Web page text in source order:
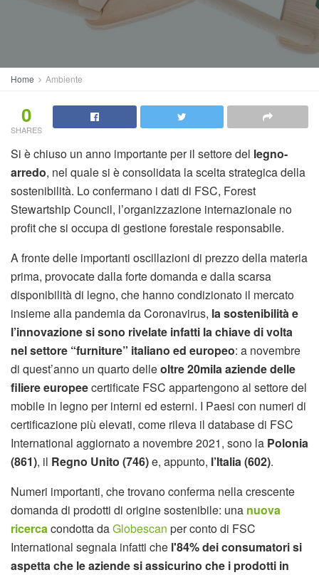
Home Ambiente
0
SHARES
Si è chiuso un anno importante per il settore del legno-
arredo, nel quale si è consolidata la scelta strategica della
sostenibilità. Lo confermano i dati di FSC, Forest
Stewartship Council, l’organizzazione internazionale no
profit che si occupa di gestione forestale responsabile.
A fronte delle importanti oscillazioni di prezzo della materia
prima, provocate dalla forte domanda e dalla scarsa
disponibilità di legno, che hanno condizionato il mercato
insieme alla pandemia da Coronavirus, la sostenibilità e
l’innovazione si sono rivelate infatti la chiave di volta
nel settore “furniture” italiano ed europeo: a novembre
di quest’anno un quarto delleoltre 20mila aziende delle
filiere europeecertificate FSC appartengono al settore del
mobile in legno per interni ed esterni. I Paesi con numeri di
certificazione più elevati, come rileva il database di FSC
International aggiornato a novembre 2021, sono la Polonia
(861), il Regno Unito (746)e, appunto, l’Italia (602).
Numeri importanti, che trovano conferma nella crescente
domanda di prodotti di origine sostenibile: una nuova
ricercacondotta daGlobescan per conto di FSC
International segnala infatti che l'84% dei consumatori si
aspetta che le aziende si assicurino che i prodotti in